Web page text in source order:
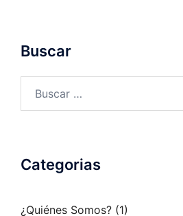
Buscar
Categorias
¿Quiénes Somos? (1)